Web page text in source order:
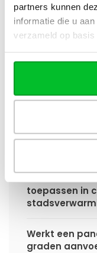
partners kunnen
informatie die u
verzameld op
Hoe bereken
voor mijn
Wat is de
deze als ik
Ik heb een
installatie,
toepassen in
Werkt een
graden